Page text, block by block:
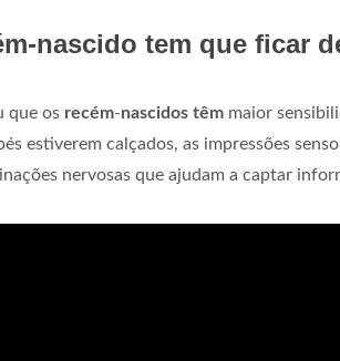
nascido tem que ficar
que os recém-nascidos têm maior
estiverem calçados, as impressões
nervosas que ajudam a captar